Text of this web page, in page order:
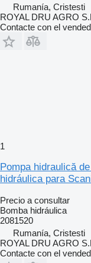
Rumanía, Cristesti
ROYAL DRU AGRO
Contacte con el
1
Pompa hidraulică
hidráulica para
Precio a consultar
Bomba hidráulica
2081520
Rumanía, Cristesti
ROYAL DRU AGRO
Contacte con el